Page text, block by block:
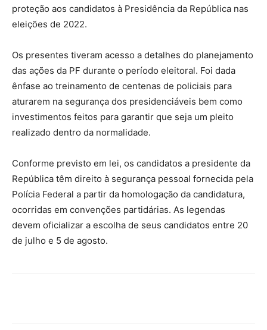
proteção aos candidatos à Presidência da República nas
eleições de 2022.
Os presentes tiveram acesso a detalhes do planejamento
das ações da PF durante o período eleitoral. Foi dada
ênfase ao treinamento de centenas de policiais para
aturarem na segurança dos presidenciáveis bem como
investimentos feitos para garantir que seja um pleito
realizado dentro da normalidade.
Conforme previsto em lei, os candidatos a presidente da
República têm direito à segurança pessoal fornecida pela
Polícia Federal a partir da homologação da candidatura,
ocorridas em convenções partidárias. As legendas
devem oficializar a escolha de seus candidatos entre 20
de julho e 5 de agosto.